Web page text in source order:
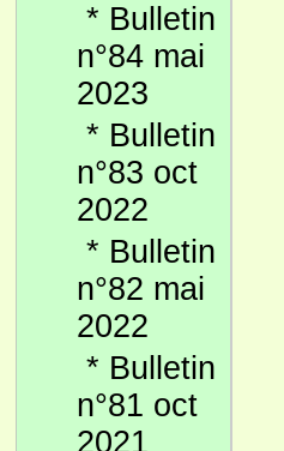
* Bulletin
n°84 mai
2023
* Bulletin
n°83 oct
2022
* Bulletin
n°82 mai
2022
* Bulletin
n°81 oct
2021